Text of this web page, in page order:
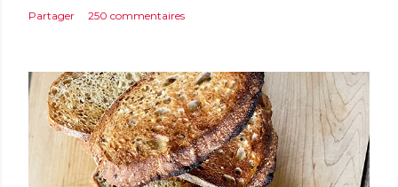
Partager 250 commentaires